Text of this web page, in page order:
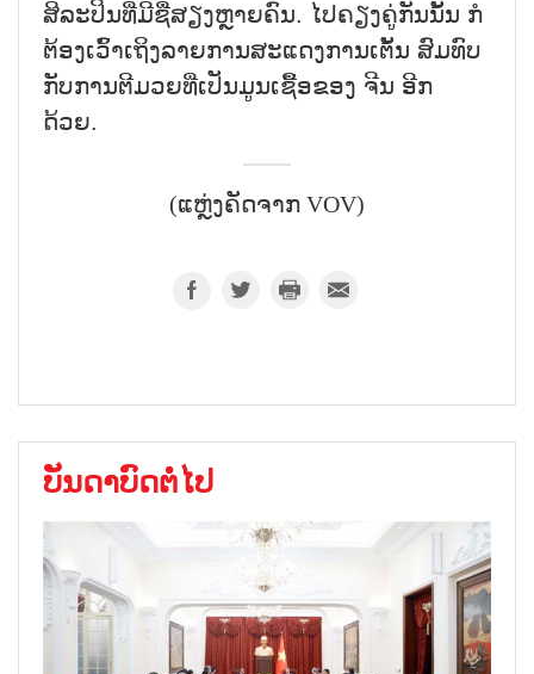
ສິລະປິນທີ່ມີຊື່ສຽງຫຼາຍຄົນ. ໄປຄຽງຄູ່ກັນນັ້ນ ກໍ
ຕ້ອງເວົ້າເຖິງລາຍການສະແດງການເຕັ້ນ ສົມທົບ
ກັບການຕີມວຍທີ່ເປັນມູນເຊື້ອຂອງ ຈີນ ອີກ
ດ້ວຍ.
(ແຫຼ່ງຄັດຈາກ VOV)
ບັນດາບົດຕໍ່ໄປ